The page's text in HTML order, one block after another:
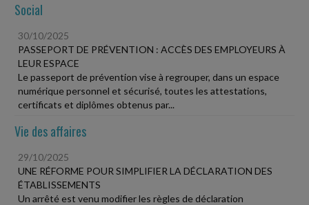
Social
30/10/2025
PASSEPORT DE PRÉVENTION : ACCÈS DES EMPLOYEURS À
LEUR ESPACE
Le passeport de prévention vise à regrouper, dans un espace
numérique personnel et sécurisé, toutes les attestations,
certificats et diplômes obtenus par...
Vie des affaires
29/10/2025
UNE RÉFORME POUR SIMPLIFIER LA DÉCLARATION DES
ÉTABLISSEMENTS
Un arrêté est venu modifier les règles de déclaration